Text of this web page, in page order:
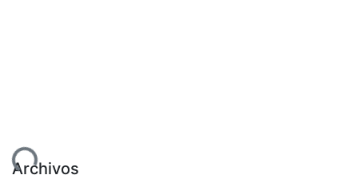
Archivos